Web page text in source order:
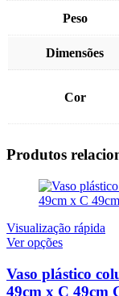
Peso
Dimensões
Cor
Produtos
Visualização rápida
Ver opçõesEste
tem
várias
Vaso plástico
49cm x C 49cm